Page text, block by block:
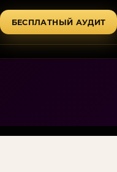
БЕСПЛАТНЫЙ АУДИТ